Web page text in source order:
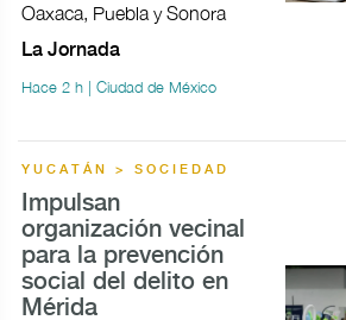
Oaxaca, Puebla y Sonora
La Jornada
Hace 2 h | Ciudad de México
YUCATÁN > SOCIEDAD
Impulsan
organización vecinal
para la prevención
social del delito en
Mérida